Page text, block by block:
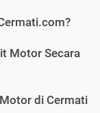
Motor Secara
di Cermati